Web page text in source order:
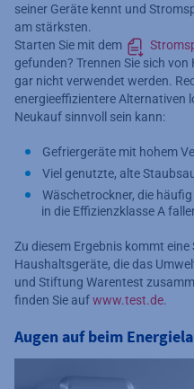
seiner Geräte kennt und
am stärksten.
Starten Sie mit dem
gefunden? Trennen Sie sich
gar nicht verwendet werden.
energieeffizientere Alternativen
Neukauf sinnvoll sein kann:
Gefriergeräte mit hohem
Viel genutzte, alte
Wäschetrockner, die
in die Effizienzklasse A
Zu diesem Ergebnis kommt
Haushaltsgeräte, die das
und Stiftung Warentest
finden Sie aufwww.test.de.
Augen auf beim